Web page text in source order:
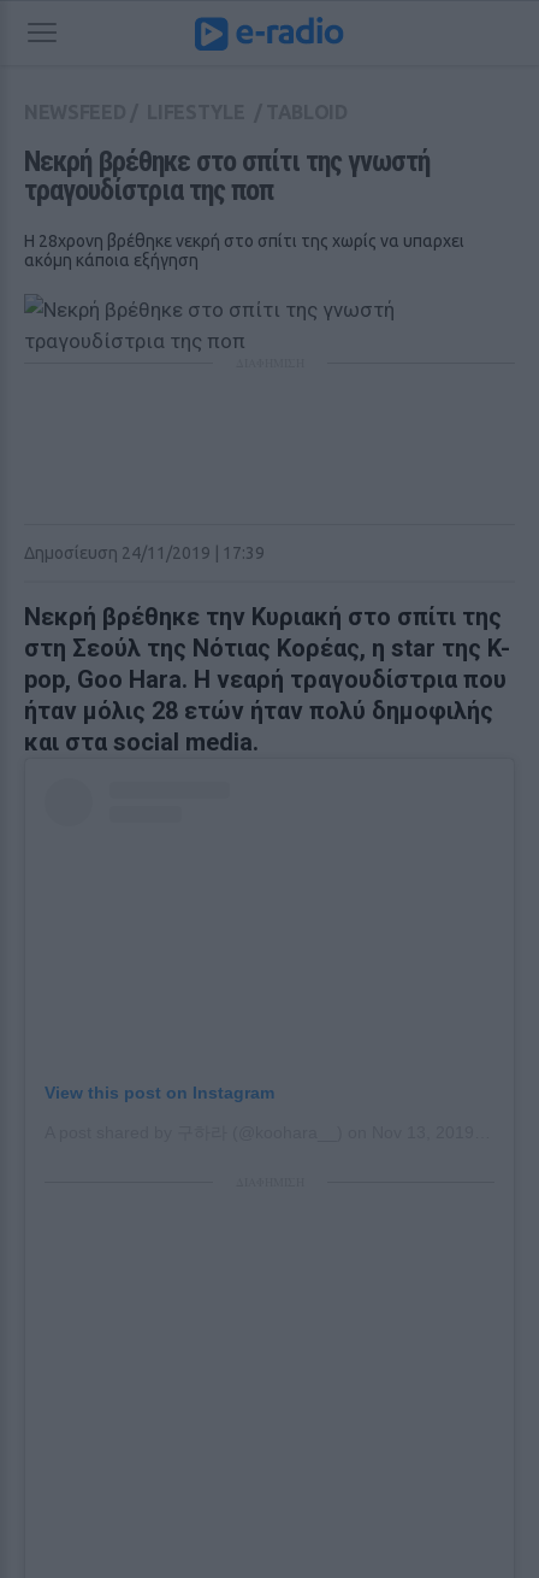
Νεκρή βρέθηκε στο σπίτι της γνωστή
τραγουδίστρια της ποπ
Η 28χρονη βρέθηκε νεκρή στο σπίτι της χωρίς να υπαρχει
ακόμη κάποια εξήγηση
Δημοσίευση 24/11/2019 | 17:39
Νεκρή βρέθηκε την Κυριακή στο σπίτι της
στη Σεούλ της Νότιας Κορέας, η star της K-
pop, Goo Hara. Η νεαρή τραγουδίστρια που
ήταν μόλις 28 ετών ήταν πολύ δημοφιλής
και στα social media.
View this post on Instagram